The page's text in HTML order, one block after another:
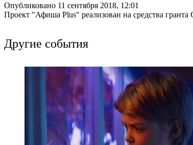
Опубликовано 11 сентября 2018, 12:01
Проект "Афиша Plus" реализован на средства гранта
Другие события